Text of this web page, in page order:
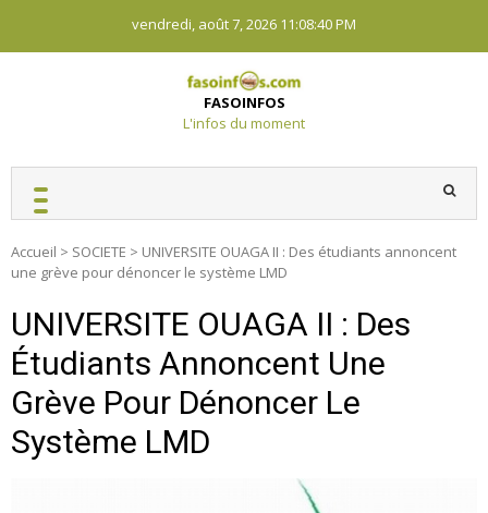
content
vendredi, août 7, 2026 11:08:41 PM
FASOINFOS
L'infos du moment
Accueil > SOCIETE > UNIVERSITE OUAGA II : Des étudiants annoncent
une grève pour dénoncer le système LMD
UNIVERSITE OUAGA II : Des
Étudiants Annoncent Une
Grève Pour Dénoncer Le
Système LMD